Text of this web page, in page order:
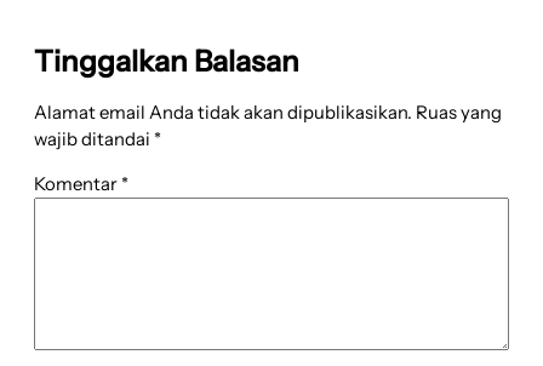
Tinggalkan Balasan
Alamat email Anda tidak akan dipublikasikan. Ruas yang
wajib ditandai *
Komentar *